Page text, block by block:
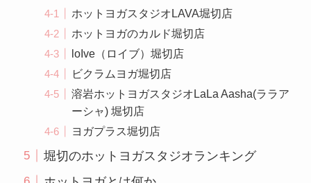
ホットヨガスタジオLAVA堀切店
ホットヨガのカルド堀切店
loIve（ロイブ）堀切店
ビクラムヨガ堀切店
溶岩ホットヨガスタジオLaLa Aasha(ララア
ーシャ) 堀切店
ヨガプラス堀切店
堀切のホットヨガスタジオランキング